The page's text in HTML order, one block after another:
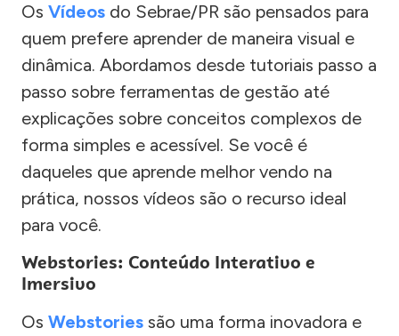
Os Vídeos do Sebrae/PR são pensados para
quem prefere aprender de maneira visual e
dinâmica. Abordamos desde tutoriais passo a
passo sobre ferramentas de gestão até
explicações sobre conceitos complexos de
forma simples e acessível. Se você é
daqueles que aprende melhor vendo na
prática, nossos vídeos são o recurso ideal
para você.
Webstories: Conteúdo Interativo e
Imersivo
Os Webstories são uma forma inovadora e